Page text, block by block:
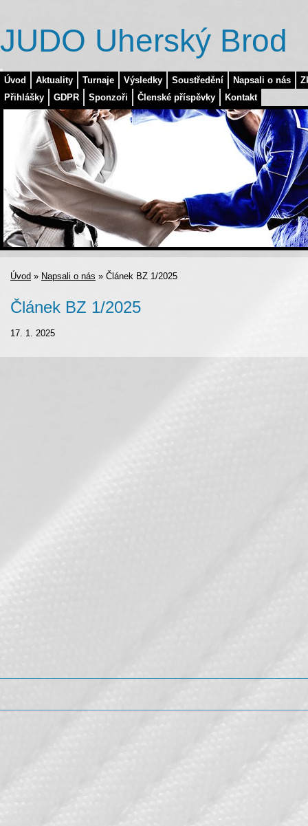
Úvod Aktuality Turnaje Výsledky Soustředění Napsali o nás
Přihlášky
GDPR Sponzoři Členské příspěvky Kontakt
JUDO Uherský Brod
Úvod » Napsali o nás » Článek BZ 1/2025
Článek BZ 1/2025
17. 1. 2025